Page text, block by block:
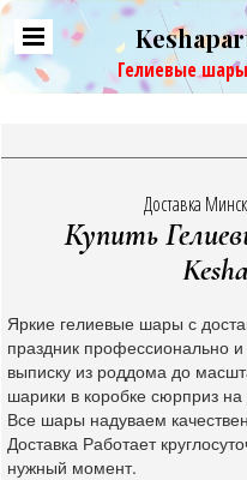
Гелиевые
Доставка
Купить
Яркие гелиевые шары с
праздник профессионально
выписку из роддома до
шарики в коробке сюрприз
Все шары надуваем
Доставка Работает
нужный момент.